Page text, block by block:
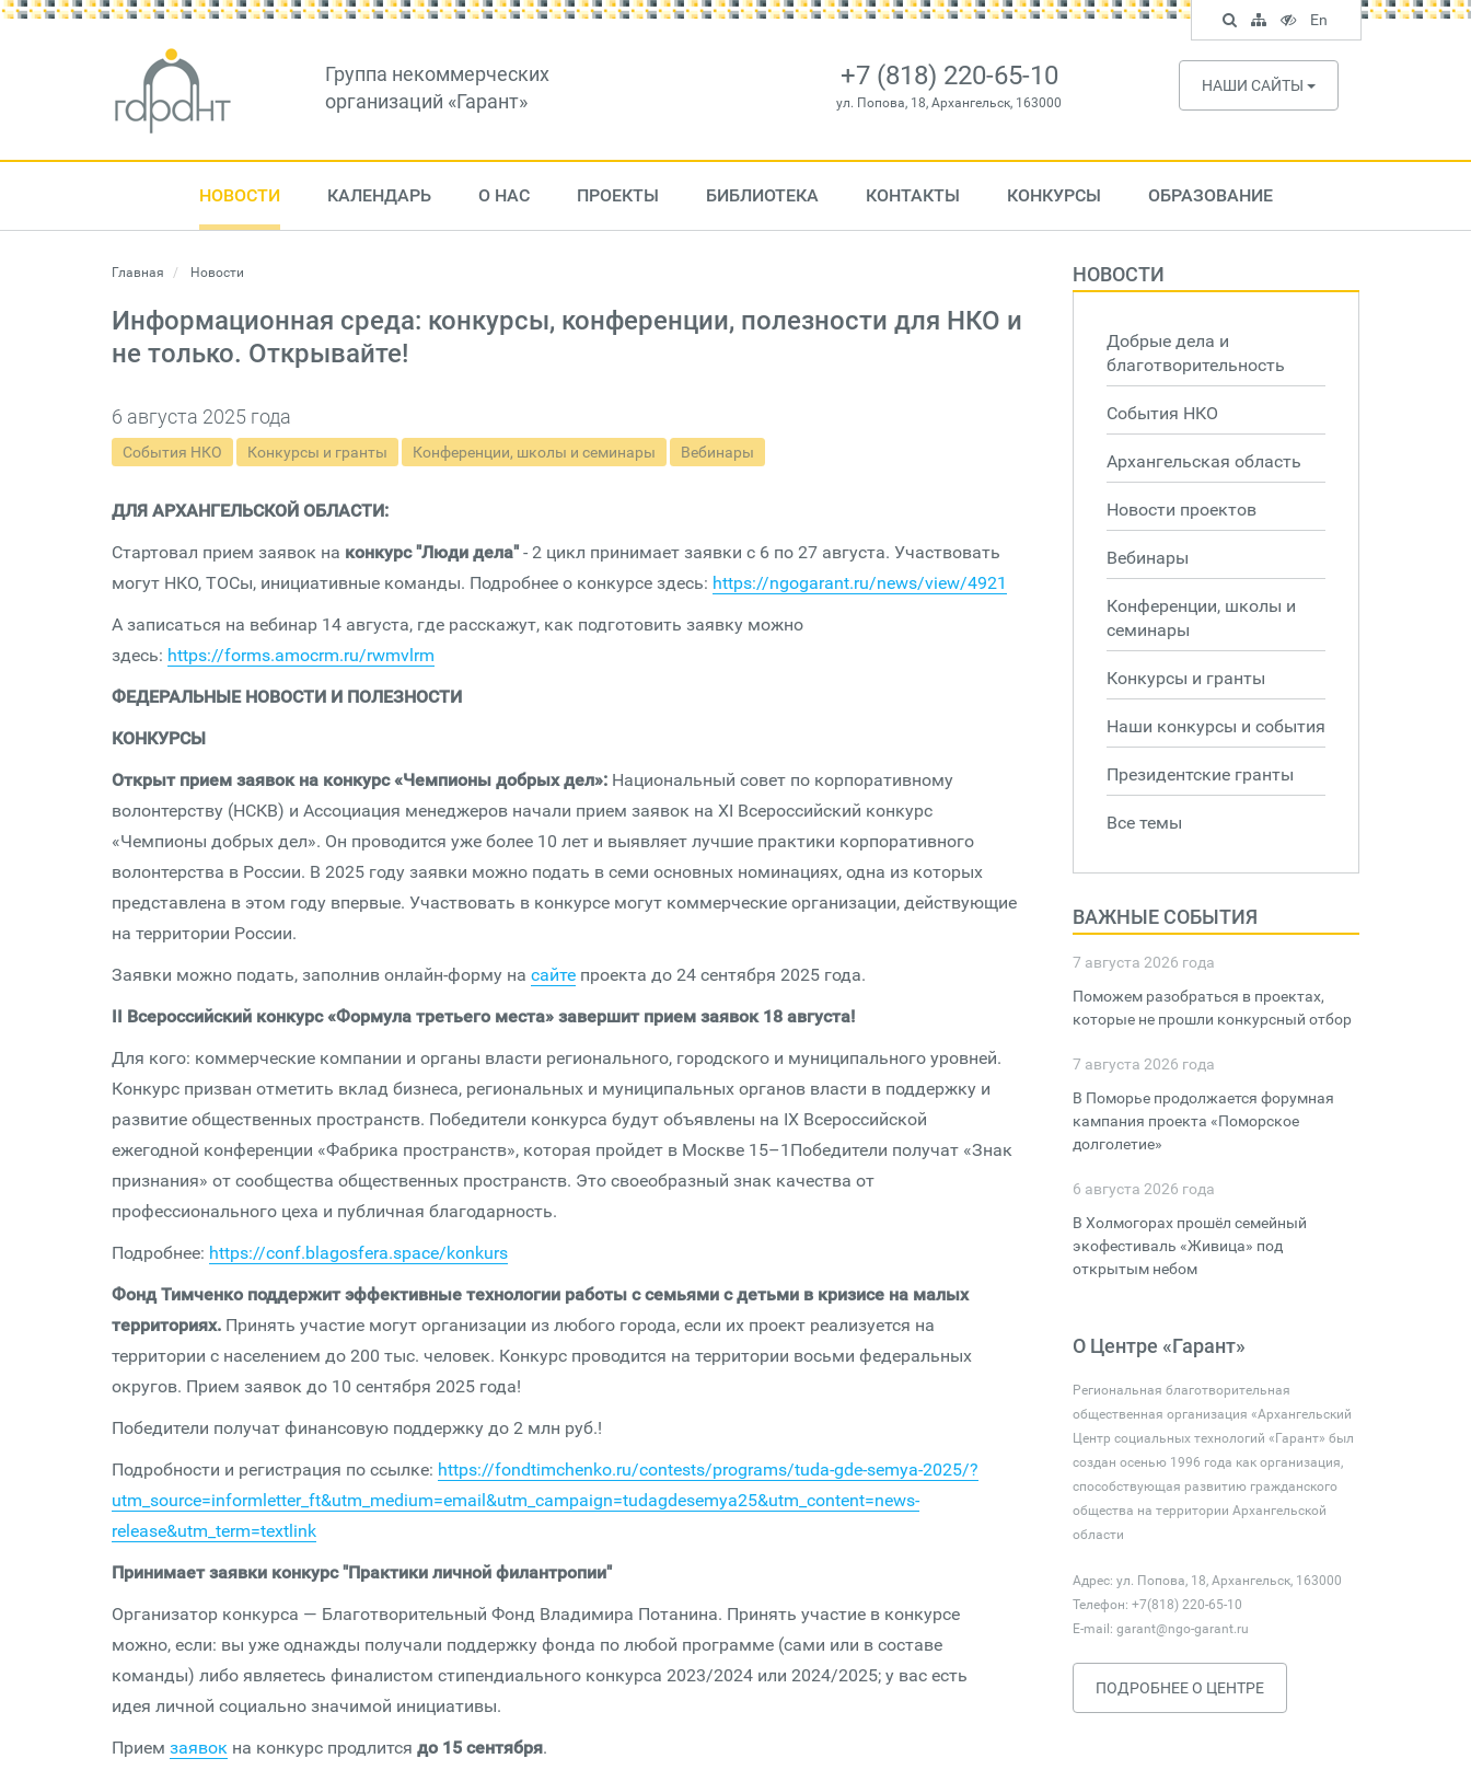
Группа некоммерческих
организаций «Гарант»
+7 (818) 220-65-10
ул. Попова, 18, Архангельск, 163000
НАШИ САЙТЫ
НОВОСТИ КАЛЕНДАРЬ О НАС ПРОЕКТЫ БИБЛИОТЕКА КОНТАКТЫ КОНКУРСЫ ОБРАЗОВАНИЕ
Главная Новости
Информационная среда: конкурсы, конференции, полезности для НКО и
не только. Открывайте!
6 августа 2025 года
События НКО Конкурсы и гранты Конференции, школы и семинары Вебинары
ДЛЯ АРХАНГЕЛЬСКОЙ ОБЛАСТИ:
Стартовал прием заявок на конкурс "Люди дела"- 2 цикл принимает заявки с 6 по 27 августа. Участвовать
могут НКО, ТОСы, инициативные команды. Подробнее о конкурсе здесь: https://ngogarant.ru/news/view/4921
А записаться на вебинар 14 августа, где расскажут, как подготовить заявку можно
здесь: https://forms.amocrm.ru/rwmvlrm
ФЕДЕРАЛЬНЫЕ НОВОСТИ И ПОЛЕЗНОСТИ
КОНКУРСЫ
Открыт прием заявок на конкурс «Чемпионы добрых дел»: Национальный совет по корпоративному
волонтерству (НСКВ) и Ассоциация менеджеров начали прием заявок на XI Всероссийский конкурс
«Чемпионы добрых дел». Он проводится уже более 10 лет и выявляет лучшие практики корпоративного
волонтерства в России. В 2025 году заявки можно подать в семи основных номинациях, одна из которых
представлена в этом году впервые. Участвовать в конкурсе могут коммерческие организации, действующие
на территории России.
Заявки можно подать, заполнив онлайн-форму на сайте проекта до 24 сентября 2025 года.
II Всероссийский конкурс «Формула третьего места» завершит прием заявок 18 августа!
Для кого: коммерческие компании и органы власти регионального, городского и муниципального уровней.
Конкурс призван отметить вклад бизнеса, региональных и муниципальных органов власти в поддержку и
развитие общественных пространств. Победители конкурса будут объявлены на IX Всероссийской
ежегодной конференции «Фабрика пространств», которая пройдет в Москве 15–1Победители получат «Знак
признания» от сообщества общественных пространств. Это своеобразный знак качества от
профессионального цеха и публичная благодарность.
Подробнее: https://conf.blagosfera.space/konkurs
Фонд Тимченко поддержит эффективные технологии работы с семьями с детьми в кризисе на малых
территориях. Принять участие могут организации из любого города, если их проект реализуется на
территории с населением до 200 тыс. человек. Конкурс проводится на территории восьми федеральных
округов. Прием заявок до 10 сентября 2025 года!
Победители получат финансовую поддержку до 2 млн руб.!
Подробности и регистрация по ссылке: https://fondtimchenko.ru/contests/programs/tuda-gde-semya-2025/?
utm_source=informletter_ft&utm_medium=email&utm_campaign=tudagdesemya25&utm_content=news-
release&utm_term=textlink
Принимает заявки конкурс "Практики личной филантропии"
Организатор конкурса — Благотворительный Фонд Владимира Потанина. Принять участие в конкурсе
можно, если: вы уже однажды получали поддержку фонда по любой программе (сами или в составе
команды) либо являетесь финалистом стипендиального конкурса 2023/2024 или 2024/2025; у вас есть
идея личной социально значимой инициативы.
Прием заявок на конкурс продлится до 15 сентября.
НОВОСТИ
Добрые дела и
благотворительность
События НКО
Архангельская область
Новости проектов
Вебинары
Конференции, школы и
семинары
Конкурсы и гранты
Наши конкурсы и события
Президентские гранты
Все темы
ВАЖНЫЕ СОБЫТИЯ
7 августа 2026 года
Поможем разобраться в проектах,
которые не прошли конкурсный отбор
7 августа 2026 года
В Поморье продолжается форумная
кампания проекта «Поморское
долголетие»
6 августа 2026 года
В Холмогорах прошёл семейный
экофестиваль «Живица» под
открытым небом
О Центре «Гарант»
Региональная благотворительная
общественная организация «Архангельский
Центр социальных технологий «Гарант» был
создан осенью 1996 года как организация,
способствующая развитию гражданского
общества на территории Архангельской
области
Адрес: ул. Попова, 18, Архангельск, 163000
Телефон: +7(818) 220-65-10
E-mail: garant@ngo-garant.ru
ПОДРОБНЕЕ О ЦЕНТРЕ
Поиск
по
сайту
Карта
сайта
Версия
для
слабовидящих
En
English